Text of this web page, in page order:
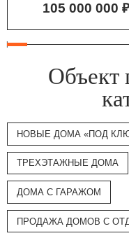
105 000 000 ₽
Объект
НОВЫЕ ДОМА «ПОД
ТРЕХЭТАЖНЫЕ ДОМА
ДОМА С ГАРАЖОМ
ПРОДАЖА ДОМОВ С